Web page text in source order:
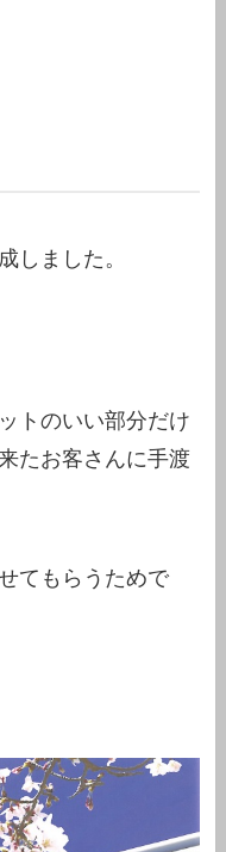
しました。
トのいい部分だけ
たお客さんに手渡
てもらうためで